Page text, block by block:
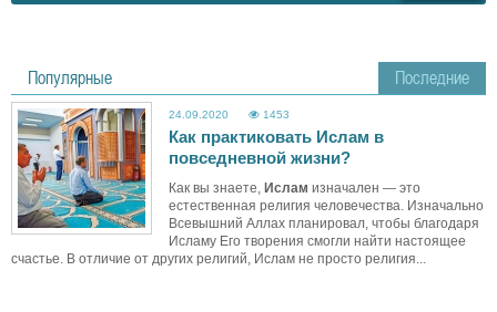
Популярные Последние
24.09.2020 1453
Как практиковать Ислам в
повседневной жизни?
Как вы знаете, Ислам изначален — это
естественная религия человечества. Изначально
Всевышний Аллах планировал, чтобы благодаря
Исламу Его творения смогли найти настоящее
счастье. В отличие от других религий, Ислам не просто религия...